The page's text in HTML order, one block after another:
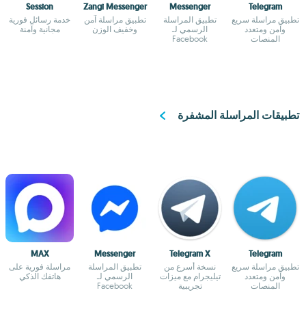
Telegram
تطبيق مراسلة سريع
وآمن ومتعدد
المنصات
Messenger
تطبيق المراسلة
الرسمي لـ
Facebook
Zangi Messenger
تطبيق مراسلة آمن
وخفيف الوزن
Session
خدمة رسائل فورية
مجانية وآمنة
تطبيقات المراسلة المشفرة
Telegram
تطبيق مراسلة سريع
وآمن ومتعدد
المنصات
Telegram X
نسخة أسرع من
تيليجرام مع ميزات
تجريبية
Messenger
تطبيق المراسلة
الرسمي لـ
Facebook
MAX
مراسلة فورية على
هاتفك الذكي